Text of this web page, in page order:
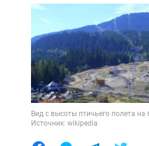
Вид с высоты птичьего полета на
Источник: wikipedia